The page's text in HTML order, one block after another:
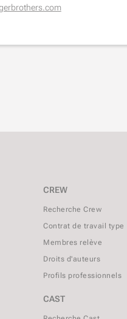
CREW
Recherche Crew
Contrat de travail type
Membres relève
Droits d'auteurs
Profils professionnels
CAST